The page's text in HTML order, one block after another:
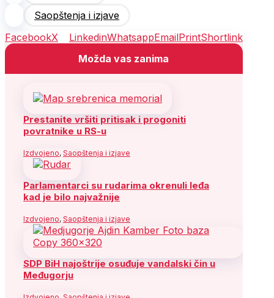
Saopštenja i izjave
FacebookX LinkedinWhatsappEmailPrintShortlink
Možda vas zanima
Prestanite vršiti pritisak i progoniti
povratnike u RS-u
Izdvojeno, Saopštenja i izjave
Parlamentarci su rudarima okrenuli leđa
kad je bilo najvažnije
Izdvojeno, Saopštenja i izjave
SDP BiH najoštrije osuđuje vandalski čin u
Međugorju